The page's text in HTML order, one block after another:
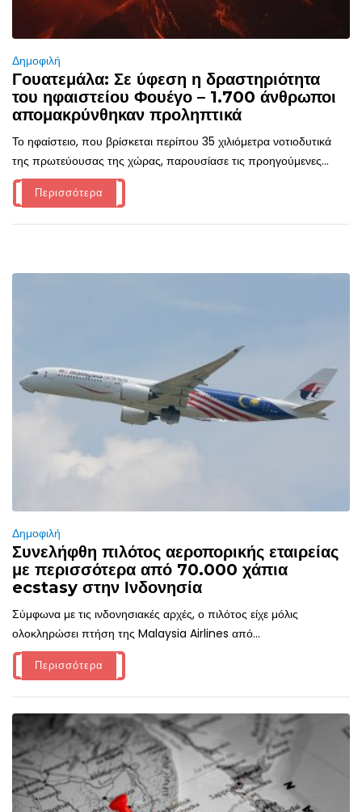
Δημοφιλή
Γουατεμάλα: Σε ύφεση η δραστηριότητα
του ηφαιστείου Φουέγο – 1.700 άνθρωποι
απομακρύνθηκαν προληπτικά
Το ηφαίστειο, που βρίσκεται περίπου 35 χιλιόμετρα νοτιοδυτικά
της πρωτεύουσας της χώρας, παρουσίασε τις προηγούμενες...
Περισσότερα
Δημοφιλή
Συνελήφθη πιλότος αεροπορικής εταιρείας
με περισσότερα από 70.000 χάπια
ecstasy στην Ινδονησία
Σύμφωνα με τις ινδονησιακές αρχές, ο πιλότος είχε μόλις
ολοκληρώσει πτήση της Malaysia Airlines από...
Περισσότερα